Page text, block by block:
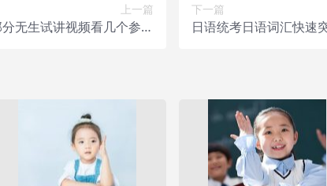
上一篇
无生试讲视频看几个参考
下一篇
日语统考日语词汇快速